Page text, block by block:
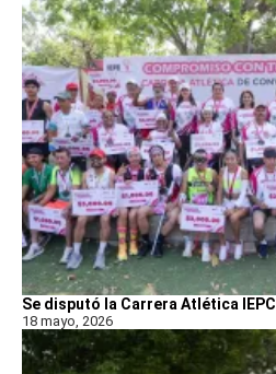
Se disputó la Carrera Atlética IEPC
18 mayo, 2026